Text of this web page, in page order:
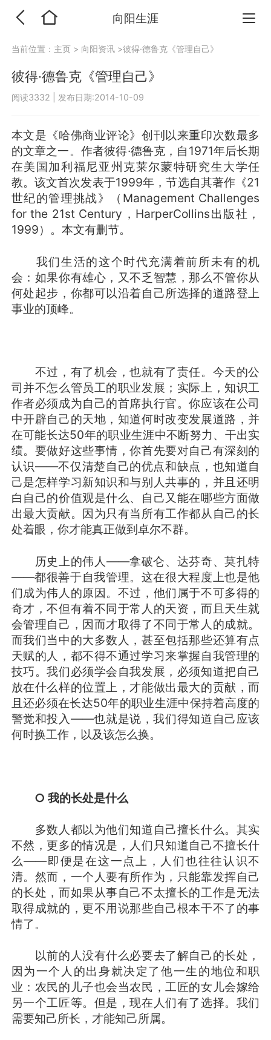
向阳生涯
当前位置： 主页 > 向阳资讯 >彼得·德鲁克《管理自己》
彼得·德鲁克《管理自己》
阅读3332 发布日期:2014-10-09
本文是《哈佛商业评论》创刊以来重印次数最多
的文章之一。作者彼得·德鲁克，自1971年后长期
在美国加利福尼亚州克莱尔蒙特研究生大学任
教。该文首次发表于1999年，节选自其著作《21
世纪的管理挑战》（Management Challenges
for the 21st Century，HarperCollins出版社，
1999）。本文有删节。
我们生活的这个时代充满着前所未有的机
会：如果你有雄心，又不乏智慧，那么不管你从
何处起步，你都可以沿着自己所选择的道路登上
事业的顶峰。
不过，有了机会，也就有了责任。今天的公
司并不怎么管员工的职业发展；实际上，知识工
作者必须成为自己的首席执行官。你应该在公司
中开辟自己的天地，知道何时改变发展道路，并
在可能长达50年的职业生涯中不断努力、干出实
绩。要做好这些事情，你首先要对自己有深刻的
认识——不仅清楚自己的优点和缺点，也知道自
己是怎样学习新知识和与别人共事的，并且还明
白自己的价值观是什么、自己又能在哪些方面做
出最大贡献。因为只有当所有工作都从自己的长
处着眼，你才能真正做到卓尔不群。
历史上的伟人——拿破仑、达芬奇、莫扎特
——都很善于自我管理。这在很大程度上也是他
们成为伟人的原因。不过，他们属于不可多得的
奇才，不但有着不同于常人的天资，而且天生就
会管理自己，因而才取得了不同于常人的成就。
而我们当中的大多数人，甚至包括那些还算有点
天赋的人，都不得不通过学习来掌握自我管理的
技巧。我们必须学会自我发展，必须知道把自己
放在什么样的位置上，才能做出最大的贡献，而
且还必须在长达50年的职业生涯中保持着高度的
警觉和投入——也就是说，我们得知道自己应该
何时换工作，以及该怎么换。
○ 我的长处是什么
多数人都以为他们知道自己擅长什么。其实
不然，更多的情况是，人们只知道自己不擅长什
么——即便是在这一点上，人们也往往认识不
清。然而，一个人要有所作为，只能靠发挥自己
的长处，而如果从事自己不太擅长的工作是无法
取得成就的，更不用说那些自己根本干不了的事
情了。
以前的人没有什么必要去了解自己的长处，
因为一个人的出身就决定了他一生的地位和职
业：农民的儿子也会当农民，工匠的女儿会嫁给
另一个工匠等。但是，现在人们有了选择。我们
需要知己所长，才能知己所属。